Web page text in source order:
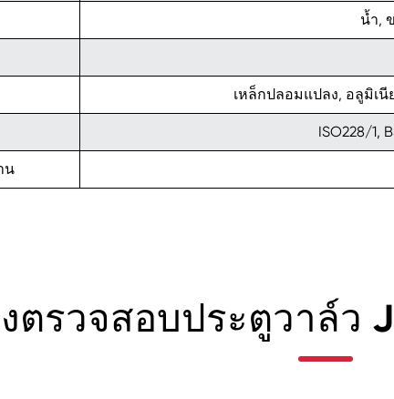
น้ำ,
เหล็กปลอมแปลง, อลูมิเ
ISO228/1,
น
ตรวจสอบประตูวาล์ว